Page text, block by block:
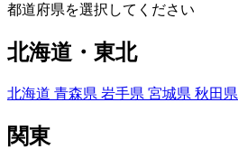
都道府県を選択してください
北海道・東北
北海道 青森県 岩手県 宮城県 秋田県
関東